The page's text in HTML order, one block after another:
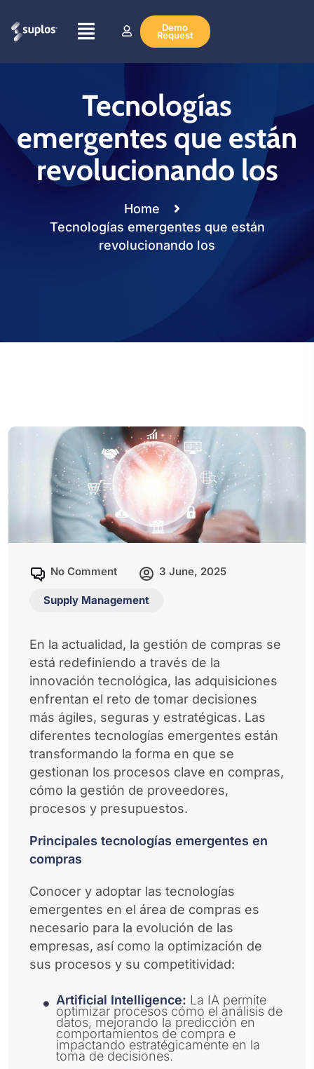
Demo
Request
Tecnologías
emergentes que están
revolucionando los
Home
Tecnologías emergentes que están
revolucionando los
No Comment 3 June, 2025
Supply Management
En la actualidad, la gestión de compras se
está redefiniendo a través de la
innovación tecnológica, las adquisiciones
enfrentan el reto de tomar decisiones
más ágiles, seguras y estratégicas. Las
diferentes tecnologías emergentes están
transformando la forma en que se
gestionan los procesos clave en compras,
cómo la gestión de proveedores,
procesos y presupuestos.
Principales tecnologías emergentes en
compras
Conocer y adoptar las tecnologías
emergentes en el área de compras es
necesario para la evolución de las
empresas, así como la optimización de
sus procesos y su competitividad:
Artificial Intelligence: La IA permite
optimizar procesos cómo el análisis de
datos, mejorando la predicción en
comportamientos de compra e
impactando estratégicamente en la
toma de decisiones.